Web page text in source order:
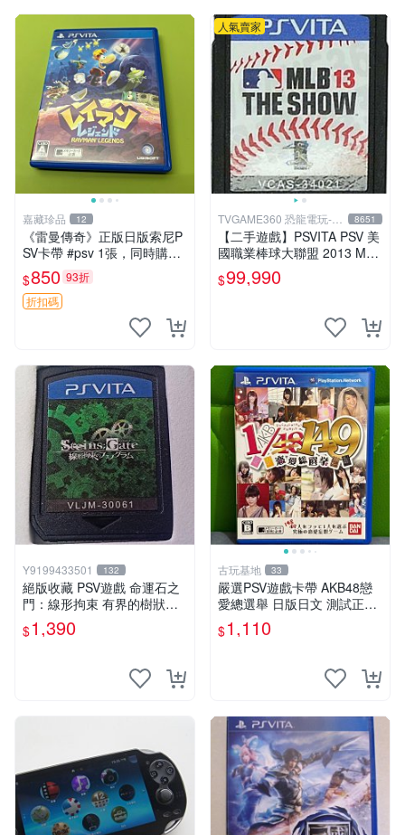
嘉藏珍品 12
《雷曼傳奇》正版日版索尼P
SV卡帶 #psv 1張，同時購第
二張起可減張， 成色如圖，
原相機拍攝，一卡一拍，因相
機，光線環境等因素，成色可
$850 93折
折扣碼
人氣賣家
TVGAME360 恐龍電玩-台
中店
8651
【二手遊戲】PSVITA PSV 美
國職業棒球大聯盟 2013 MLB
THE SHOW 13 英文版 裸裝
台中
$99,990
Y9199433501 132
絕版收藏 PSV遊戲 命運石之
門：線形拘束 有界的樹狀圖
日版 VLJM-30061
$1,390
古玩基地 33
嚴選PSV遊戲卡帶 AKB48戀
愛總選舉 日版日文 測試正常
游戲卡帶 磨痕 壓痕 成色圖
$1,110